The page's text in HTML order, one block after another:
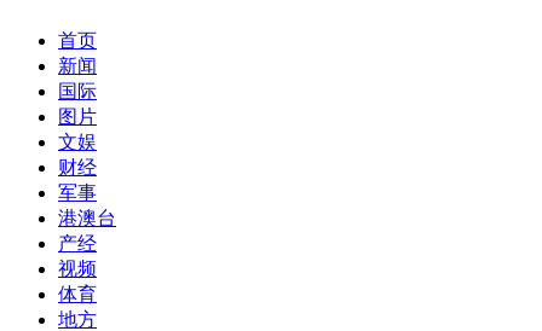
首页
新闻
国际
图片
文娱
财经
军事
港澳台
产经
视频
体育
地方